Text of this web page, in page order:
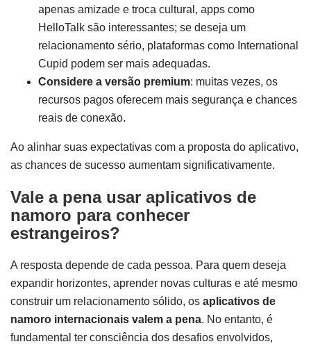
apenas amizade e troca cultural, apps como
HelloTalk são interessantes; se deseja um
relacionamento sério, plataformas como International
Cupid podem ser mais adequadas.
Considere a versão premium: muitas vezes, os
recursos pagos oferecem mais segurança e chances
reais de conexão.
Ao alinhar suas expectativas com a proposta do aplicativo,
as chances de sucesso aumentam significativamente.
Vale a pena usar aplicativos de
namoro para conhecer
estrangeiros?
A resposta depende de cada pessoa. Para quem deseja
expandir horizontes, aprender novas culturas e até mesmo
construir um relacionamento sólido, os aplicativos de
namoro internacionais valem a pena. No entanto, é
fundamental ter consciência dos desafios envolvidos,